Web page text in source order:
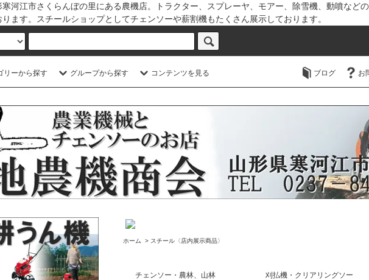
河江市さくらんぼの里にある農機店。トラクター、スプレーヤ、モアー、除雪機、動噴など
ます。スチールショップとしてチェンソーや薪割機もたくさん展示しております。
リーから探す グループから探す コンテンツを見る ブログ お
ホーム > スチール〈店内展示商品〉
チェンソー・農林、山林 刈払機・クリアリングソー